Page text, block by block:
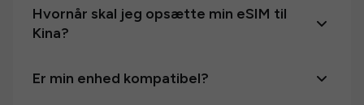
Hvornår skal jeg opsætte min eSIM til
Kina?
Er min enhed kompatibel?